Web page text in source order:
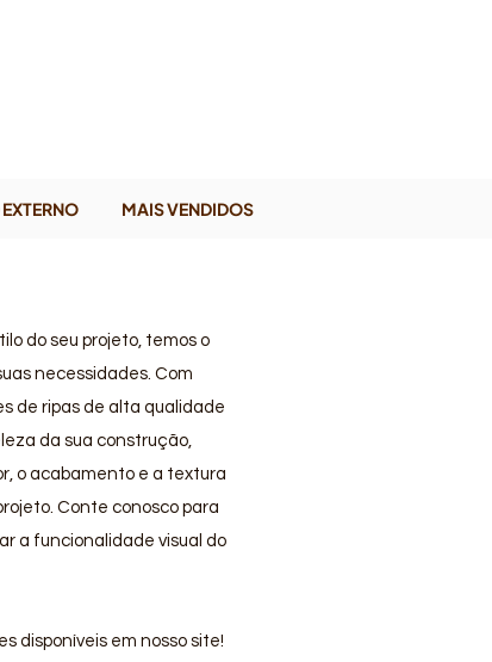
MAIS VENDIDOS
do seu projeto, temos o
necessidades. Com
de ripas de alta qualidade
da sua construção,
o acabamento e a textura
Conte conosco para
a funcionalidade visual do
disponíveis em nosso site!